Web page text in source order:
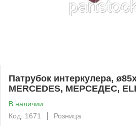
Патрубок интеркулера,
MERCEDES, МЕРСЕДЕС,
В наличии
Код: 1671
Розница